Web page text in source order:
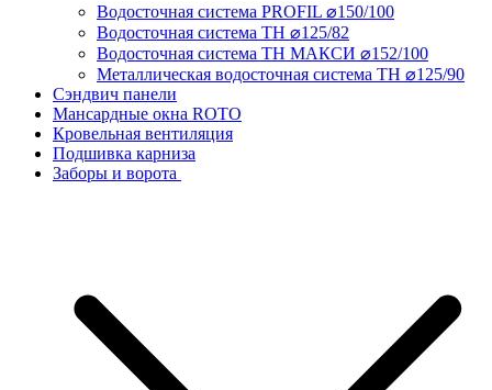
Водосточная система PROFIL ⌀150/100
Водосточная система ТН ⌀125/82
Водосточная система ТН МАКСИ ⌀152/100
Металлическая водосточная система ТН ⌀125/90
Сэндвич панели
Мансардные окна ROTO
Кровельная вентиляция
Подшивка карниза
Заборы и ворота